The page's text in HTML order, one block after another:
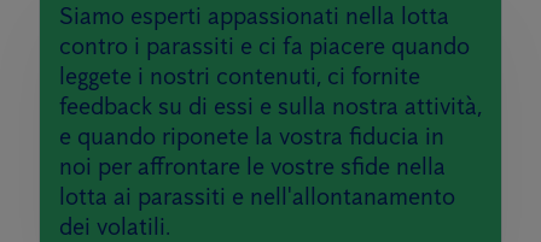
Siamo esperti appassionati nella lotta
contro i parassiti e ci fa piacere quando
leggete i nostri contenuti, ci fornite
feedback su di essi e sulla nostra attività,
e quando riponete la vostra fiducia in
noi per affrontare le vostre sfide nella
lotta ai parassiti e nell'allontanamento
dei volatili.